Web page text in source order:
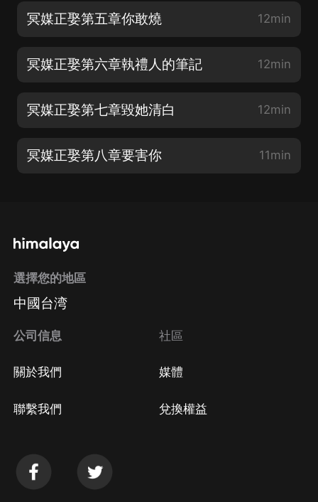
冥媒正娶第五章你敢燒 12min
冥媒正娶第六章執禮人的筆記 12min
冥媒正娶第七章毀她清白 12min
冥媒正娶第八章要害你 11min
選擇您的地區
中國台湾
公司信息
關於我們
聯繫我們
社區
媒體
兌換權益